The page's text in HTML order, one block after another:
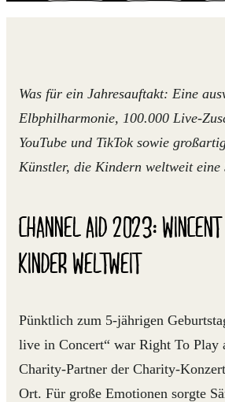
Was für ein Jahresauftakt: Eine
Elbphilharmonie, 100.000 Live-
YouTube und TikTok sowie
Künstler, die Kindern weltweit eine
CHANNEL AID 2023:
KINDER WELTWEIT
Pünktlich zum 5-jährigen
live in Concert“ war Right To Play
Charity-Partner der Charity-
Ort. Für große Emotionen sorgte